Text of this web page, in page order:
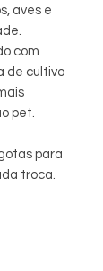
aves e
com
de cultivo
pet.
para
troca.